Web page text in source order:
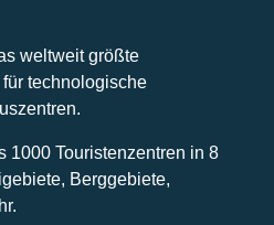
weltweit größte
technologische
1000 Touristenzentren in 8
Berggebiete,